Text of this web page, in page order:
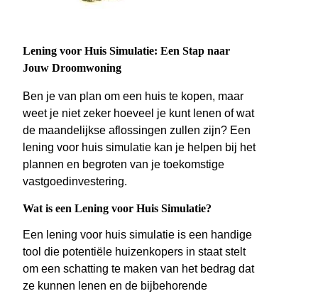
Lening voor Huis Simulatie: Een Stap naar
Jouw Droomwoning
Ben je van plan om een huis te kopen, maar
weet je niet zeker hoeveel je kunt lenen of wat
de maandelijkse aflossingen zullen zijn? Een
lening voor huis simulatie kan je helpen bij het
plannen en begroten van je toekomstige
vastgoedinvestering.
Wat is een Lening voor Huis Simulatie?
Een lening voor huis simulatie is een handige
tool die potentiële huizenkopers in staat stelt
om een schatting te maken van het bedrag dat
ze kunnen lenen en de bijbehorende